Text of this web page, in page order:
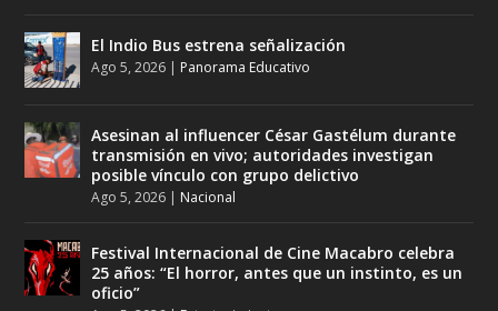
El Indio Bus estrena señalización
Ago 5, 2026 | Panorama Educativo
Asesinan al influencer César Gastélum durante
transmisión en vivo; autoridades investigan
posible vínculo con grupo delictivo
Ago 5, 2026 | Nacional
Festival Internacional de Cine Macabro celebra
25 años: “El horror, antes que un instinto, es un
oficio”